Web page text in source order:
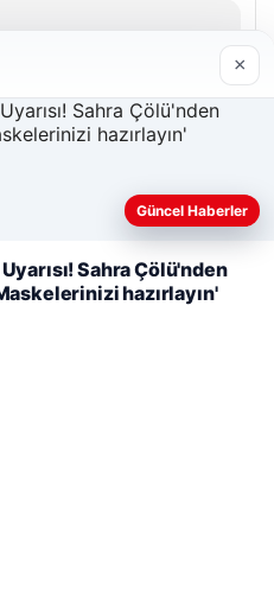
daha iyi anlayabilmek,
×
Güncel Haberler
Sahra Çölü'nden
hazırlayın'
|lemagrup.com.tr